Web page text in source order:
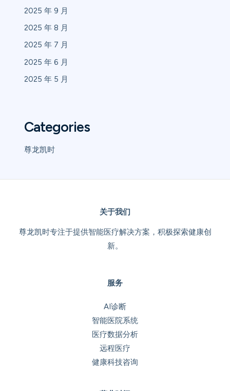
2025 年 9 月
2025 年 8 月
2025 年 7 月
2025 年 6 月
2025 年 5 月
Categories
尊龙凯时
关于我们
尊龙凯时专注于提供智能医疗解决方案，积极探索健康创
新。
服务
AI诊断
智能医院系统
医疗数据分析
远程医疗
健康科技咨询